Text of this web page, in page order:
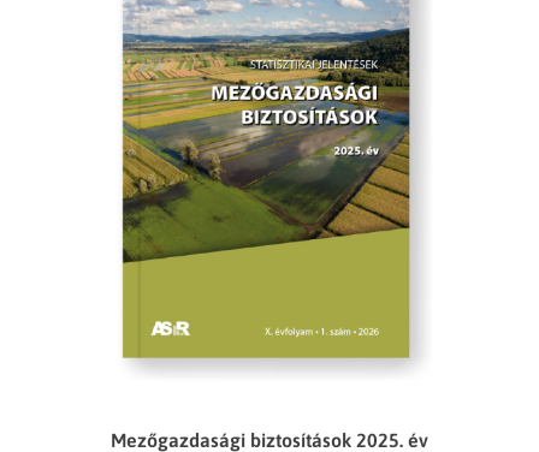
Mezőgazdasági biztosítások 2025. év